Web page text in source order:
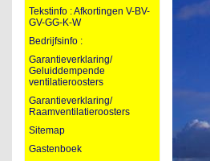
Tekstinfo : Afkortingen V-BV-
GV-GG-K-W
Bedrijfsinfo :
Garantieverklaring/
Geluiddempende
ventilatieroosters
Garantieverklaring/
Raamventilatieroosters
Sitemap
Gastenboek